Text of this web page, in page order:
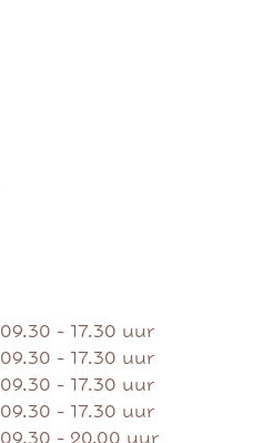
09.30 - 17.30 uur
09.30 - 17.30 uur
09.30 - 17.30 uur
09.30 - 17.30 uur